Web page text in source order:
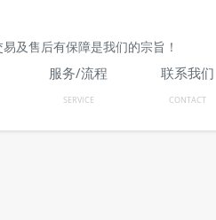
及售后有保障是我们的宗旨！
服务/流程
SERVICE
联系我们
CONTACT